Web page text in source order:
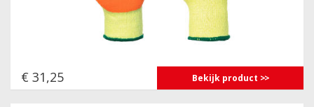
€ 31,25 Bekijk product